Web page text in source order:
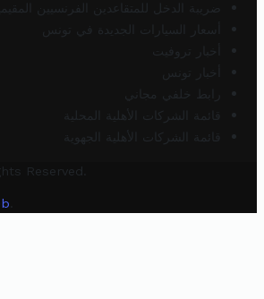
ضريبة الدخل للمتقاعدين الفرنسيين
أسعار السيارات الجديدة في تونس
أخبار تروفيت
أخبار تونس
رابط خلفي مجاني
قائمة الشركات الأهلية المحلية
قائمة الشركات الأهلية الجهوية
Reserved.